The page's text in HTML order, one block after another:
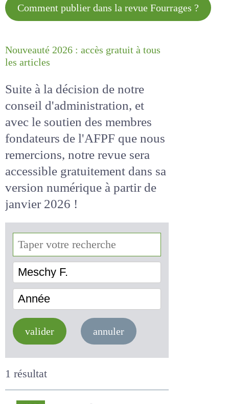
Comment publier dans la revue
Nouveauté 2026 : accès gratuit à
Suite à la décision de notre
conseil d'administration, et
avec le soutien des membres
fondateurs de l'AFPF que nous
remercions, notre revue sera
accessiblegratuitementdans
sa version numérique
de janvier 2026 !
Meschy F.
valider annuler
1 résultat